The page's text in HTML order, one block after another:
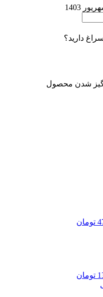
دارید؟
شدن محصول
تومان
تومان